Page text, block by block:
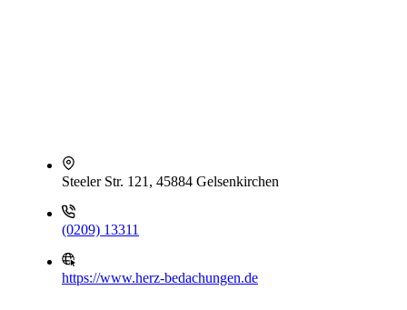
Steeler Str. 121, 45884 Gelsenkirchen
(0209) 13311
https://www.herz-bedachungen.de